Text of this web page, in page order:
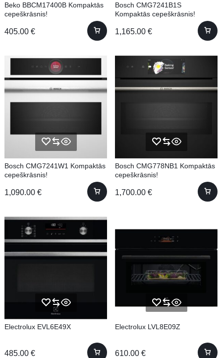
Beko BBCM17400B Kompaktās
cepeškrāsnis!
405.00 €
Bosch CMG7241B1S
Kompaktās cepeškrāsnis!
1,165.00 €
Bosch CMG7241W1 Kompaktās
cepeškrāsnis!
1,090.00 €
Bosch CMG778NB1 Kompaktās
cepeškrāsnis!
1,700.00 €
Electrolux EVL6E49X
485.00 €
Electrolux LVL8E09Z
610.00 €